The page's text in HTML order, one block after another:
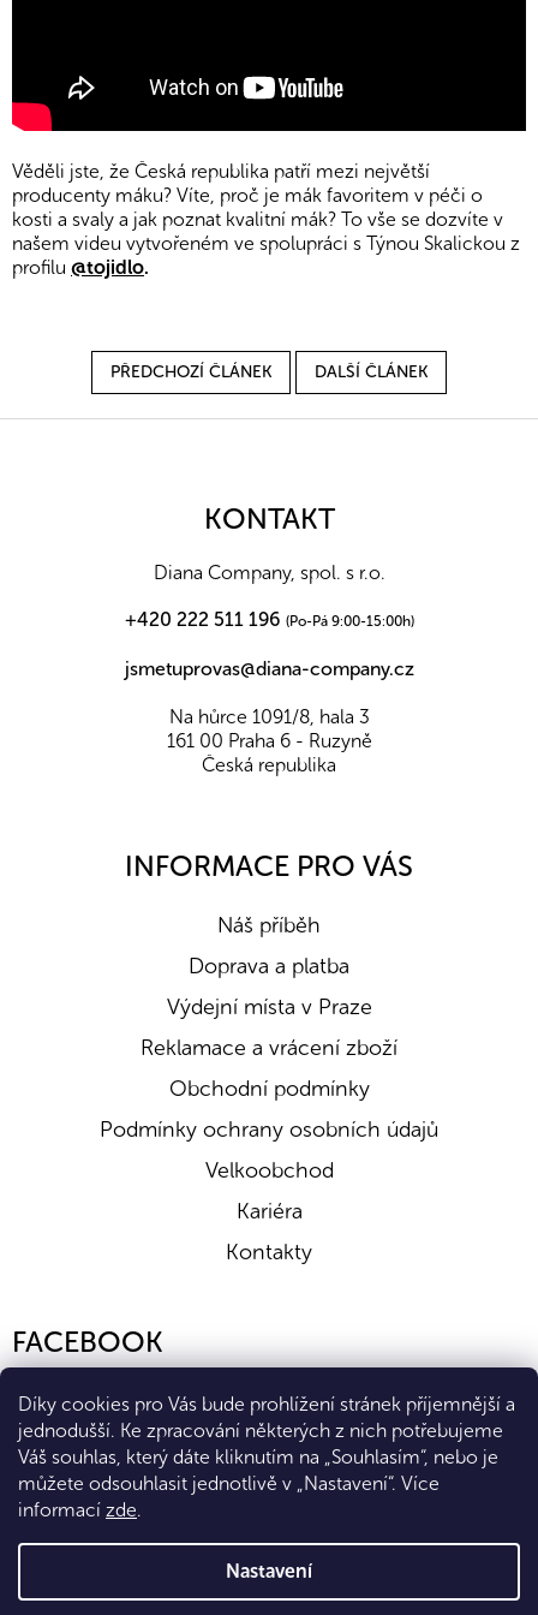
Díky cookies pro Vás bude prohlížení stránek příjemnější a
jednodušší. Ke zpracování některých z nich potřebujeme
Váš souhlas, který dáte kliknutím na „Souhlasím“, nebo je
můžete odsouhlasit jednotlivě v „Nastavení“. Více
informací zde.
Nastavení
Věděli jste, že Česká republika patří mezi největší
producenty máku? Víte, proč je mák favoritem v péči o
kosti a svaly a jak poznat kvalitní mák? To vše se dozvíte v
našem videu vytvořeném ve spolupráci s Týnou Skalickou z
profilu @tojidlo.
PŘEDCHOZÍ ČLÁNEK DALŠÍ ČLÁNEK
KONTAKT
Diana Company, spol. s r.o.
+420 222 511 196 (Po-Pá 9:00-15:00h)
jsmetuprovas@diana-company.cz
Na hůrce 1091/8, hala 3
161 00 Praha 6 - Ruzyně
Česká republika
INFORMACE PRO VÁS
Náš příběh
Doprava a platba
Výdejní místa v Praze
Reklamace a vrácení zboží
Obchodní podmínky
Podmínky ochrany osobních údajů
Velkoobchod
Kariéra
Kontakty
FACEBOOK
Vytvořil Shoptet Premium